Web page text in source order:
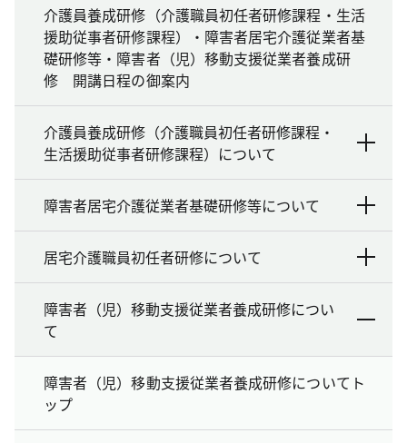
介護員養成研修（介護職員初任者研修課程・生活
援助従事者研修課程）・障害者居宅介護従業者基
礎研修等・障害者（児）移動支援従業者養成研
修 開講日程の御案内
介護員養成研修（介護職員初任者研修課程・
生活援助従事者研修課程）について
障害者居宅介護従業者基礎研修等について
居宅介護職員初任者研修について
障害者（児）移動支援従業者養成研修につい
て
障害者（児）移動支援従業者養成研修についてト
ップ